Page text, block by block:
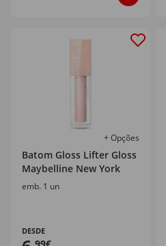
+ Opções
Batom Gloss Lifter Gloss
Maybelline New York
emb. 1 un
DESDE